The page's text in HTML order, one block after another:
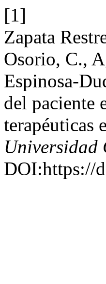
[1]
Zapata
Osorio, C.,
Espinosa-
del paciente
terapéuticas
Universidad
DOI:https://